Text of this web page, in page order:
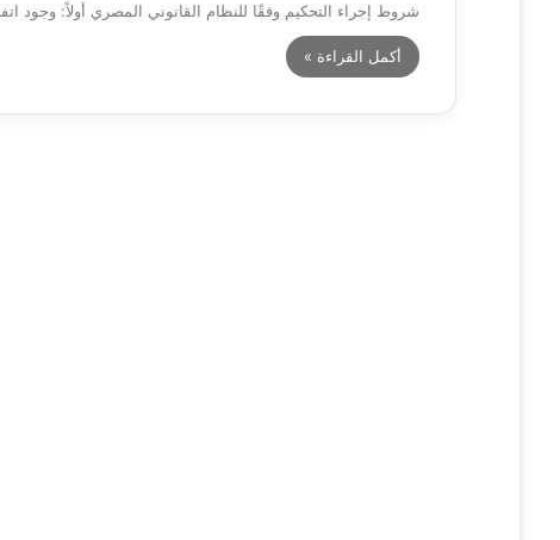
شروط إجراء التحكيم وفقًا للنظام القانوني المصري أولاً:
أكمل القراءة »